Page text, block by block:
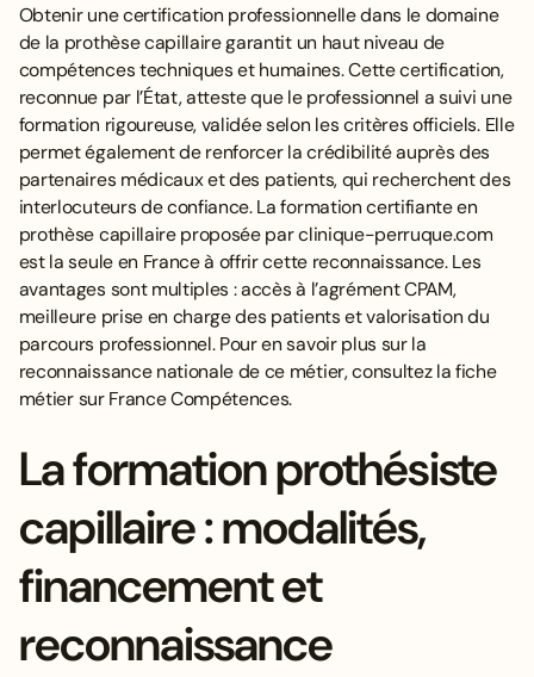
Obtenir une certification professionnelle dans le domaine
de la prothèse capillaire garantit un haut niveau de
compétences techniques et humaines. Cette certification,
reconnue par l’État, atteste que le professionnel a suivi une
formation rigoureuse, validée selon les critères officiels. Elle
permet également de renforcer la crédibilité auprès des
partenaires médicaux et des patients, qui recherchent des
interlocuteurs de confiance. La formation certifiante en
prothèse capillaire proposée parclinique-perruque.com
est la seule en France à offrir cette reconnaissance. Les
avantages sont multiples : accès à l’agrément CPAM,
meilleure prise en charge des patients et valorisation du
parcours professionnel. Pour en savoir plus sur la
reconnaissance nationale de ce métier, consultez la fiche
métiersur France Compétences.
La formation prothésiste
capillaire : modalités,
financement et
reconnaissance